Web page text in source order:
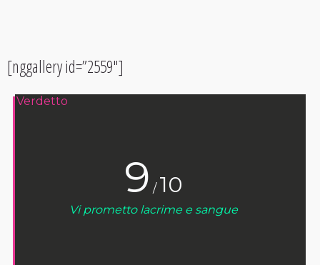
[nggallery id=”2559″]
Verdetto
9 / 10
Vi prometto lacrime e sangue